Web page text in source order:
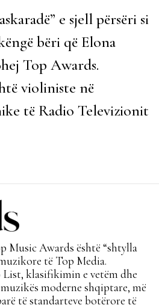
e sjell përsëri si
bëri që Elona
Top Awards.
violiniste në
të Radio Televizionit
Music Awards është “shtylla
të Top Media.
klasifikimin e vetëm dhe
moderne shqiptare, më
të standarteve botërore të